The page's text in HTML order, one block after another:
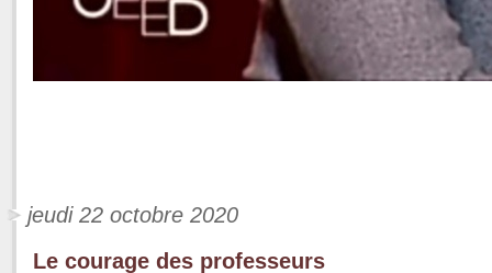
jeudi 22 octobre 2020
Le courage des professeurs